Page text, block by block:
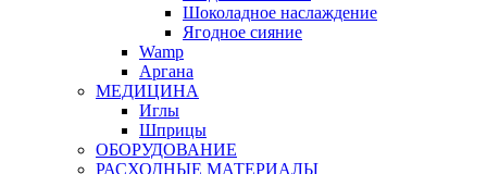
Шоколадное наслаждение
Ягодное сияние
Wamp
Аргана
МЕДИЦИНА
Иглы
Шприцы
ОБОРУДОВАНИЕ
РАСХОДНЫЕ МАТЕРИАЛЫ